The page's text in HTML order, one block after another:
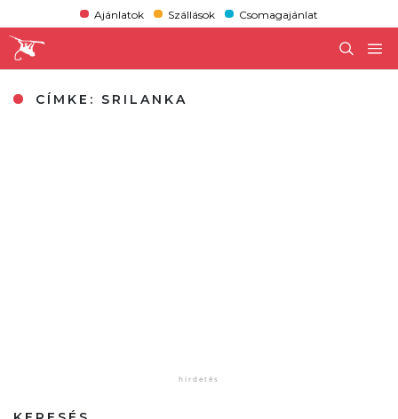
Ajánlatok Szállások Csomagajánlat
CÍMKE: SRILANKA